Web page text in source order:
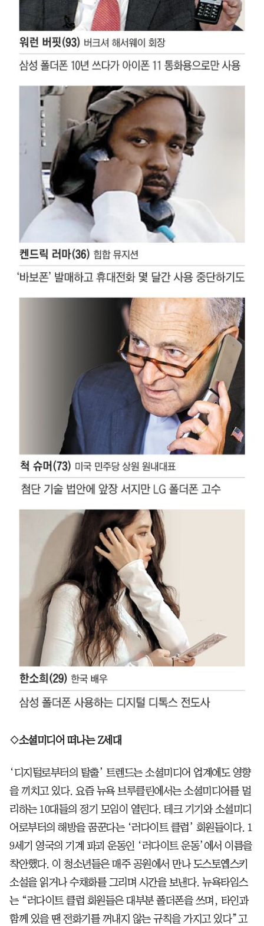
◇소셜미디어 떠나는 Z세대
‘디지털로부터의 탈출’ 트렌드는 소셜미디어 업계에도 영향
을 끼치고 있다. 요즘 뉴욕 브루클린에서는 소셜미디어를 멀
리하는 10대들의 정기 모임이 열린다. 테크 기기와 소셜미디
어로부터의 해방을 꿈꾼다는 ‘러다이트 클럽’ 회원들이다. 1
9세기 영국의 기계 파괴 운동인 ‘러다이트 운동’에서 이름을
착안했다. 이 청소년들은 매주 공원에서 만나 도스토옙스키
소설을 읽거나 수채화를 그리며 시간을 보낸다. 뉴욕타임스
는 “러다이트 클럽 회원들은 대부분 폴더폰을 쓰며, 타인과
함께 있을 땐 전화기를 꺼내지 않는 규칙을 가지고 있다”고